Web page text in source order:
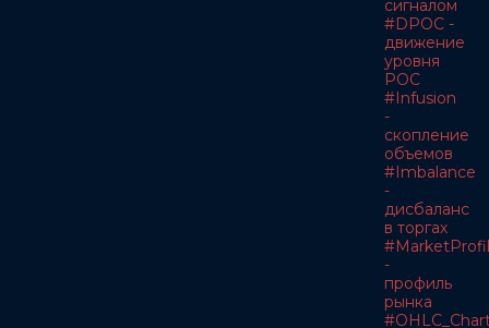
сигналом
#DPOC -
движение
уровня
POC
#Infusion
-
скопление
объемов
#Imbalance
-
дисбаланс
в торгах
-
профиль
рынка